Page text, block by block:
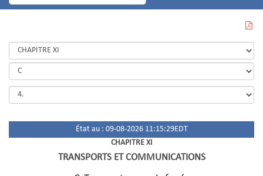
CETTE
PAGE
EN
PDF
État au : 09-08-2026 11:15:29EDT
CHAPITRE XI
TRANSPORTS ET COMMUNICATIONS